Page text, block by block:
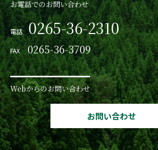
お電話でのお問い合わせ
電話 0265-36-2310
FAX0265-36-3709
Webからのお問い合わせ
お問い合わせ